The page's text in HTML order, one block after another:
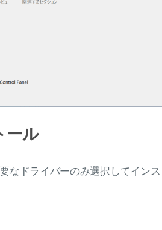
ール
なドライバーのみ選択してイン